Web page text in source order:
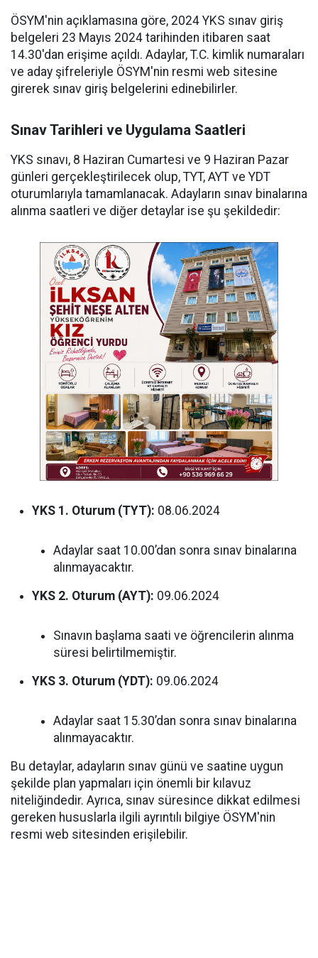
ÖSYM'nin açıklamasına göre, 2024 YKS sınav giriş
belgeleri 23 Mayıs 2024 tarihinden itibaren saat
14.30'dan erişime açıldı. Adaylar, T.C. kimlik numaraları
ve aday şifreleriyle ÖSYM'nin resmi web sitesine
girerek sınav giriş belgelerini edinebilirler.
Sınav Tarihleri ve Uygulama Saatleri
YKS sınavı, 8 Haziran Cumartesi ve 9 Haziran Pazar
günleri gerçekleştirilecek olup, TYT, AYT ve YDT
oturumlarıyla tamamlanacak. Adayların sınav binalarına
alınma saatleri ve diğer detaylar ise şu şekildedir:
YKS 1. Oturum (TYT): 08.06.2024
Adaylar saat 10.00’dan sonra sınav binalarına
alınmayacaktır.
YKS 2. Oturum (AYT): 09.06.2024
Sınavın başlama saati ve öğrencilerin alınma
süresi belirtilmemiştir.
YKS 3. Oturum (YDT): 09.06.2024
Adaylar saat 15.30’dan sonra sınav binalarına
alınmayacaktır.
Bu detaylar, adayların sınav günü ve saatine uygun
şekilde plan yapmaları için önemli bir kılavuz
niteliğindedir. Ayrıca, sınav süresince dikkat edilmesi
gereken hususlarla ilgili ayrıntılı bilgiye ÖSYM'nin
resmi web sitesinden erişilebilir.